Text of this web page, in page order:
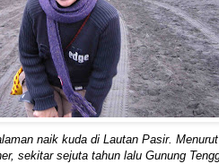
naik kuda di Lautan Pasir.
sekitar sejuta tahun lalu Gunung